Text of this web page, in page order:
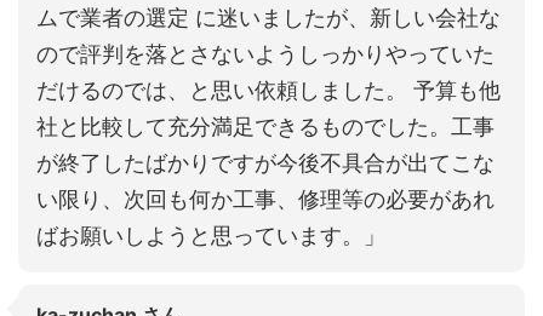
ムで業者の選定 に迷いましたが、新しい会社な
ので評判を落とさないようしっかりやっていた
だけるのでは、と思い依頼しました。 予算も他
社と比較して充分満足できるものでした。工事
が終了したばかりですが今後不具合が出てこな
い限り、次回も何か工事、修理等の必要があれ
ばお願いしようと思っています。」